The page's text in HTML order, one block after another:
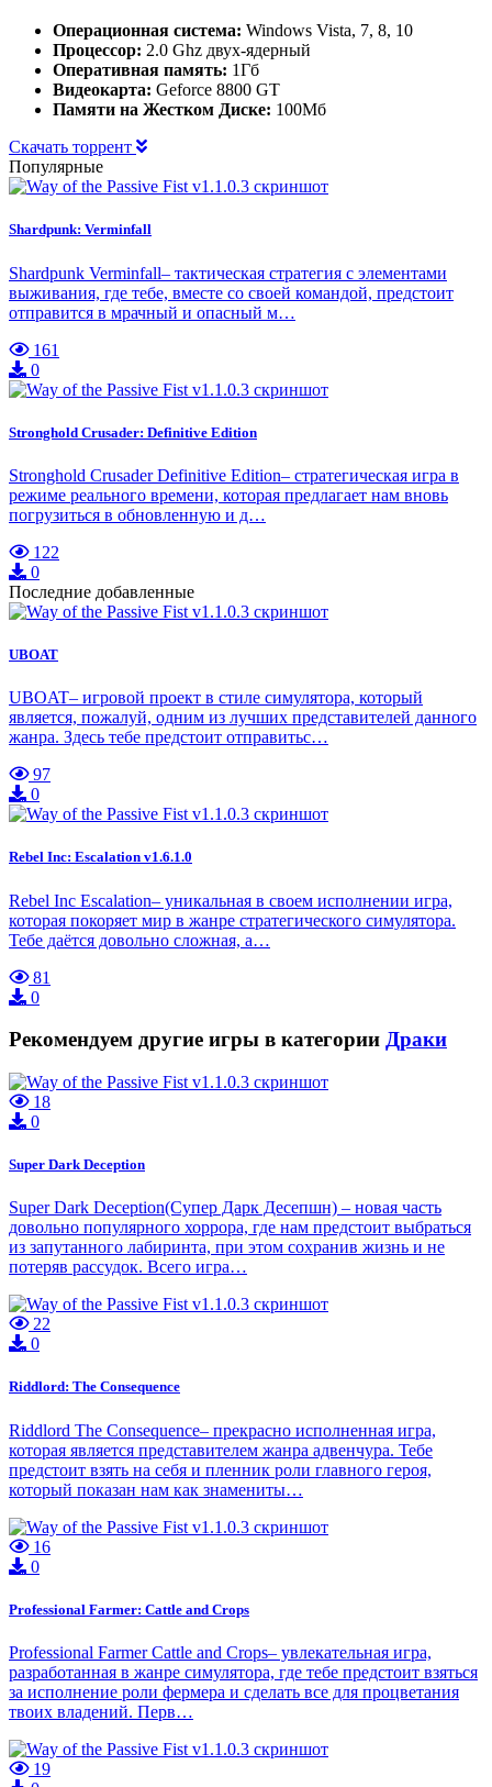
Операционная система: Windows Vista, 7, 8, 10
Процессор: 2.0 Ghz двух-ядерный
Оперативная память: 1Гб
Видеокарта: Geforce 8800 GT
Памяти на Жестком Диске: 100Мб
Скачать торрент
Популярные
Shardpunk: Verminfall
Shardpunk Verminfall– тактическая стратегия с элементами
выживания, где тебе, вместе со своей командой, предстоит
отправится в мрачный и опасный м…
161
0
Stronghold Crusader: Definitive Edition
Stronghold Crusader Definitive Edition– стратегическая игра в
режиме реального времени, которая предлагает нам вновь
погрузиться в обновленную и д…
122
0
Последние добавленные
UBOAT
UBOAT– игровой проект в стиле симулятора, который
является, пожалуй, одним из лучших представителей данного
жанра. Здесь тебе предстоит отправитьс…
97
0
Rebel Inc: Escalation v1.6.1.0
Rebel Inc Escalation– уникальная в своем исполнении игра,
которая покоряет мир в жанре стратегического симулятора.
Тебе даётся довольно сложная, а…
81
0
Рекомендуем другие игры в категории Драки
18
0
Super Dark Deception
Super Dark Deception(Супер Дарк Десепшн) – новая часть
довольно популярного хоррора, где нам предстоит выбраться
из запутанного лабиринта, при этом сохранив жизнь и не
потеряв рассудок. Всего игра…
22
0
Riddlord: The Consequence
Riddlord The Consequence– прекрасно исполненная игра,
которая является представителем жанра адвенчура. Тебе
предстоит взять на себя и пленник роли главного героя,
который показан нам как знамениты…
16
0
Professional Farmer: Cattle and Crops
Professional Farmer Cattle and Crops– увлекательная игра,
разработанная в жанре симулятора, где тебе предстоит взяться
за исполнение роли фермера и сделать все для процветания
твоих владений. Перв…
19